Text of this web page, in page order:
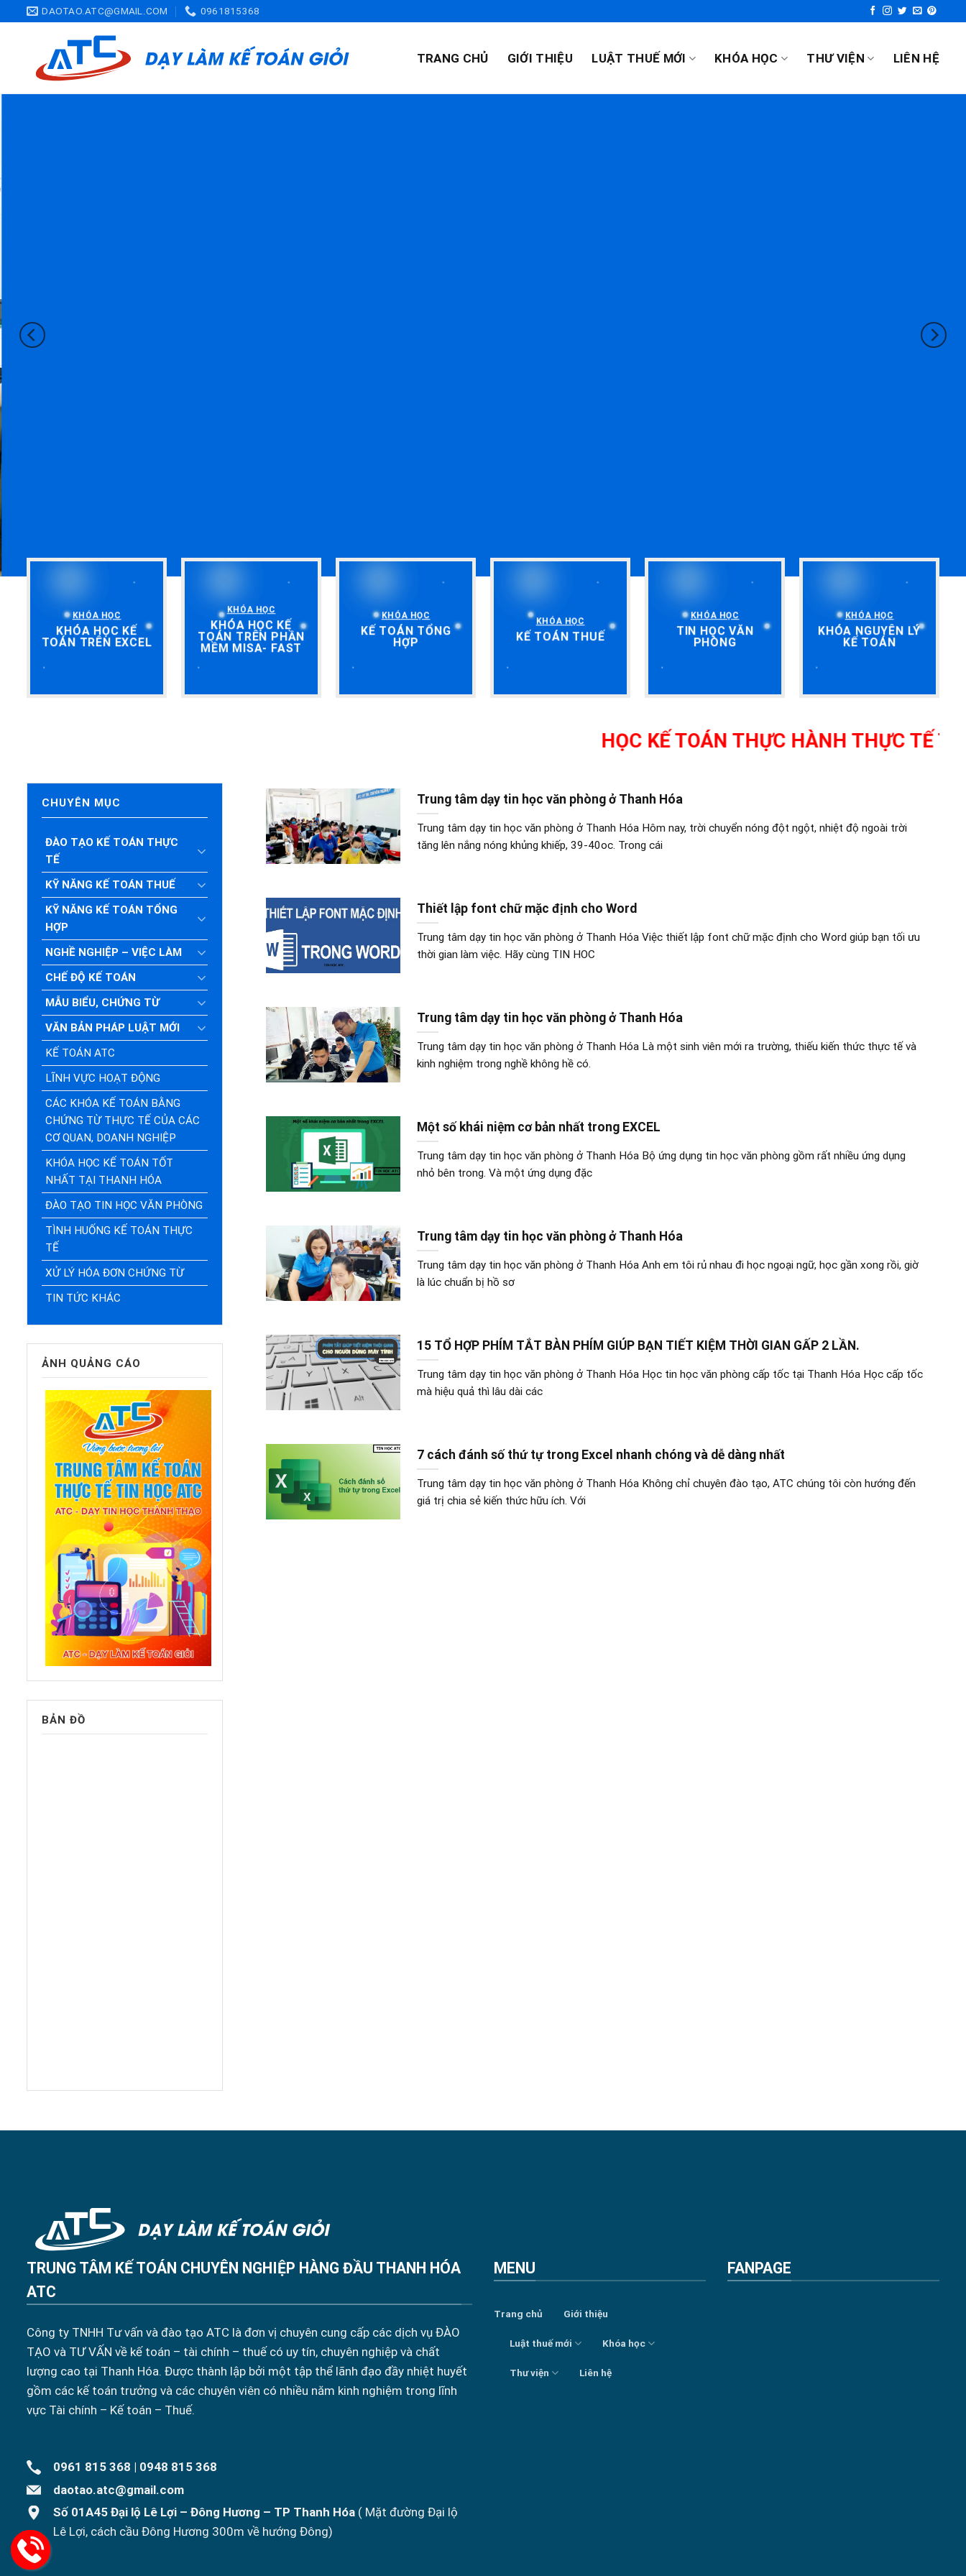
DAOTAO.ATC@GMAIL.COM 0961815368
TRANG CHỦ GIỚI THIỆU LUẬT THUẾ MỚI KHÓA HỌC THƯ VIỆN LIÊN HỆ
KHÓA HỌC
KHÓA HỌC KẾ
TOÁN TRÊN EXCEL
KHÓA HỌC
KHÓA HỌC KẾ
TOÁN TRÊN PHẦN
MỀM MISA- FAST
KHÓA HỌC
KẾ TOÁN TỔNG
HỢP
KHÓA HỌC
KẾ TOÁN THUẾ
KHÓA HỌC
TIN HỌC VĂN
PHÒNG
KHÓA HỌC
KHÓA NGUYÊN LÝ
KẾ TOÁN
HỌC KẾ TOÁN THỰC HÀNH THỰC TẾ TẠI
CHUYÊN MỤC
ĐÀO TẠO KẾ TOÁN THỰC
TẾ
KỸ NĂNG KẾ TOÁN THUẾ
KỸ NĂNG KẾ TOÁN TỔNG
HỢP
NGHỀ NGHIỆP – VIỆC LÀM
CHẾ ĐỘ KẾ TOÁN
MẪU BIỂU, CHỨNG TỪ
VĂN BẢN PHÁP LUẬT MỚI
KẾ TOÁN ATC
LĨNH VỰC HOẠT ĐỘNG
CÁC KHÓA KẾ TOÁN BẰNG
CHỨNG TỪ THỰC TẾ CỦA CÁC
CƠ QUAN, DOANH NGHIỆP
KHÓA HỌC KẾ TOÁN TỐT
NHẤT TẠI THANH HÓA
ĐÀO TẠO TIN HỌC VĂN PHÒNG
TÌNH HUỐNG KẾ TOÁN THỰC
TẾ
XỬ LÝ HÓA ĐƠN CHỨNG TỪ
TIN TỨC KHÁC
ẢNH QUẢNG CÁO
BẢN ĐỒ
Trung tâm dạy tin học văn phòng ở Thanh Hóa
Trung tâm dạy tin học văn phòng ở Thanh Hóa Hôm nay, trời chuyển nóng đột ngột, nhiệt độ ngoài trời
tăng lên nắng nóng khủng khiếp, 39-40oc. Trong cái
Thiết lập font chữ mặc định cho Word
Trung tâm dạy tin học văn phòng ở Thanh Hóa Việc thiết lập font chữ mặc định cho Word giúp bạn tối ưu
thời gian làm việc. Hãy cùng TIN HOC
Trung tâm dạy tin học văn phòng ở Thanh Hóa
Trung tâm dạy tin học văn phòng ở Thanh Hóa Là một sinh viên mới ra trường, thiếu kiến thức thực tế và
kinh nghiệm trong nghề không hề có.
Một số khái niệm cơ bản nhất trong EXCEL
Trung tâm dạy tin học văn phòng ở Thanh Hóa Bộ ứng dụng tin học văn phòng gồm rất nhiều ứng dụng
nhỏ bên trong. Và một ứng dụng đặc
Trung tâm dạy tin học văn phòng ở Thanh Hóa
Trung tâm dạy tin học văn phòng ở Thanh Hóa Anh em tôi rủ nhau đi học ngoại ngữ, học gần xong rồi, giờ
là lúc chuẩn bị hồ sơ
15 TỔ HỢP PHÍM TẮT BÀN PHÍM GIÚP BẠN TIẾT KIỆM THỜI GIAN GẤP 2 LẦN.
Trung tâm dạy tin học văn phòng ở Thanh Hóa Học tin học văn phòng cấp tốc tại Thanh Hóa Học cấp tốc
mà hiệu quả thì lâu dài các
7 cách đánh số thứ tự trong Excel nhanh chóng và dễ dàng nhất
Trung tâm dạy tin học văn phòng ở Thanh Hóa Không chỉ chuyên đào tạo, ATC chúng tôi còn hướng đến
giá trị chia sẻ kiến thức hữu ích. Với
TRUNG TÂM KẾ TOÁN CHUYÊN NGHIỆP HÀNG ĐẦU THANH HÓA
ATC
Công ty TNHH Tư vấn và đào tạo ATC là đơn vị chuyên cung cấp các dịch vụ ĐÀO
TẠO và TƯ VẤN về kế toán – tài chính – thuế có uy tín, chuyên nghiệp và chất
lượng cao tại Thanh Hóa. Được thành lập bởi một tập thể lãnh đạo đầy nhiệt huyết
gồm các kế toán trưởng và các chuyên viên có nhiều năm kinh nghiệm trong lĩnh
vực Tài chính – Kế toán – Thuế.
0961 815 368 | 0948 815 368
daotao.atc@gmail.com
Số 01A45 Đại lộ Lê Lợi – Đông Hương – TP Thanh Hóa ( Mặt đường Đại lộ
Lê Lợi, cách cầu Đông Hương 300m về hướng Đông)
MENU
Trang chủ Giới thiệu
Luật thuế mới Khóa học
Thư viện Liên hệ
FANPAGE